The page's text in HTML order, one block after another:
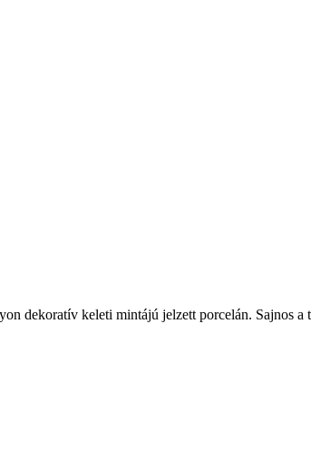
dekoratív keleti mintájú jelzett porcelán. Sajnos